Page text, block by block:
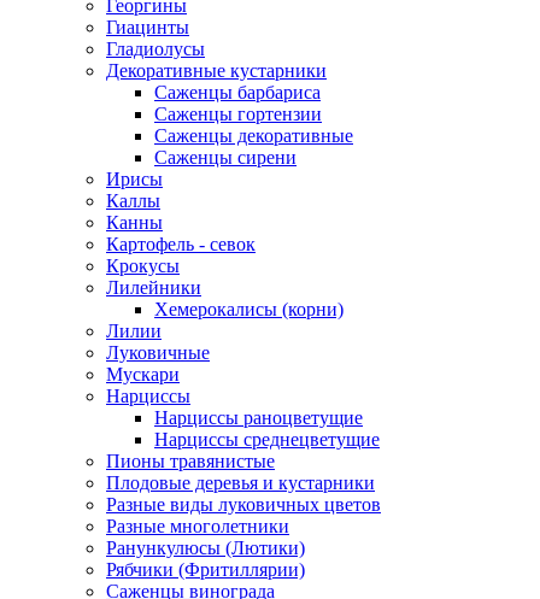
Георгины
Гиацинты
Гладиолусы
Декоративные кустарники
Саженцы барбариса
Саженцы гортензии
Саженцы декоративные
Саженцы сирени
Ирисы
Каллы
Канны
Картофель - севок
Крокусы
Лилейники
Хемерокалисы (корни)
Лилии
Луковичные
Мускари
Нарциссы
Нарциссы раноцветущие
Нарциссы среднецветущие
Пионы травянистые
Плодовые деревья и кустарники
Разные виды луковичных цветов
Разные многолетники
Ранункулюсы (Лютики)
Рябчики (Фритиллярии)
Саженцы винограда